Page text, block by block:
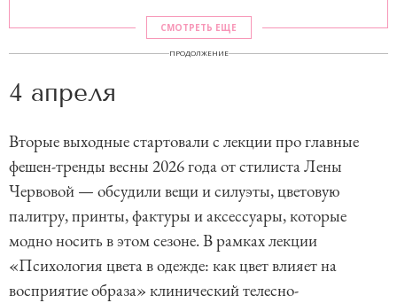
СМОТРЕТЬ ЕЩЕ
ПРОДОЛЖЕНИЕ
4 апреля
Вторые выходные стартовали с лекции про главные
фешен-тренды весны 2026 года от стилиста Лены
Червовой — обсудили вещи и силуэты, цветовую
палитру, принты, фактуры и аксессуары, которые
модно носить в этом сезоне. В рамках лекции
«Психология цвета в одежде: как цвет влияет на
восприятие образа» клинический телесно-